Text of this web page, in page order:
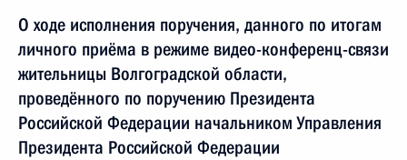
О ходе исполнения поручения, данного по итогам
личного приёма в режиме видео-конференц-связи
жительницы Волгоградской области,
проведённого по поручению Президента
Российской Федерации начальником Управления
Президента Российской Федерации